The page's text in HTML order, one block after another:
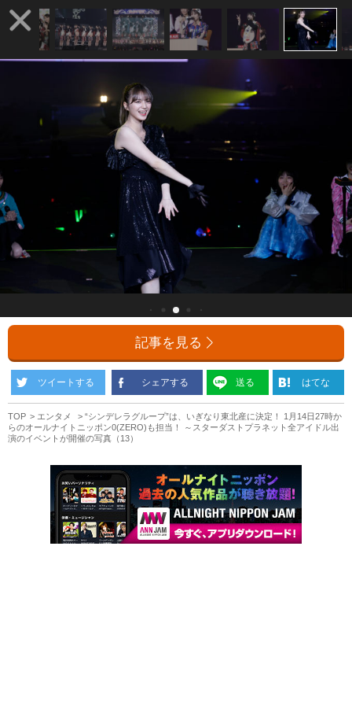
記事を見る
ツイートする シェアする 送る はてな
TOP エンタメ
“シンデレラグループ”は、いぎなり東北産に決定！ 1月14日27時か
らのオールナイトニッポン0(ZERO)も担当！ ～スターダストプラネット全アイドル出
演のイベントが開催の写真（13）